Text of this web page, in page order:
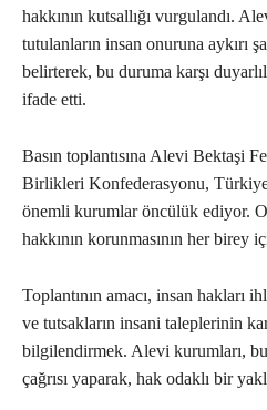
hakkının kutsallığı vurgulandı.
tutulanların insan onuruna aykırı
belirterek, bu duruma karşı
ifade etti.
Basın toplantısına Alevi Bektaşi
Birlikleri Konfederasyonu,
önemli kurumlar öncülük ediyor.
hakkının korunmasının her birey
Toplantının amacı, insan hakları
ve tutsakların insani taleplerinin
bilgilendirmek. Alevi kurumları,
çağrısı yaparak, hak odaklı bir